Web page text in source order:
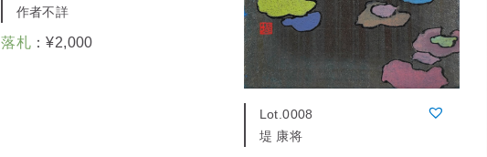
作者不詳
落札：¥2,000
Lot.0008
堤 康将